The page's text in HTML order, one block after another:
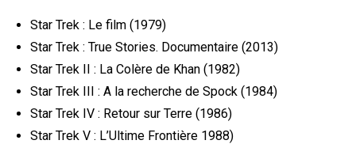
Star Trek : Le film (1979)
Star Trek : True Stories. Documentaire (2013)
Star Trek II : La Colère de Khan (1982)
Star Trek III : A la recherche de Spock (1984)
Star Trek IV : Retour sur Terre (1986)
Star Trek V : L’Ultime Frontière 1988)